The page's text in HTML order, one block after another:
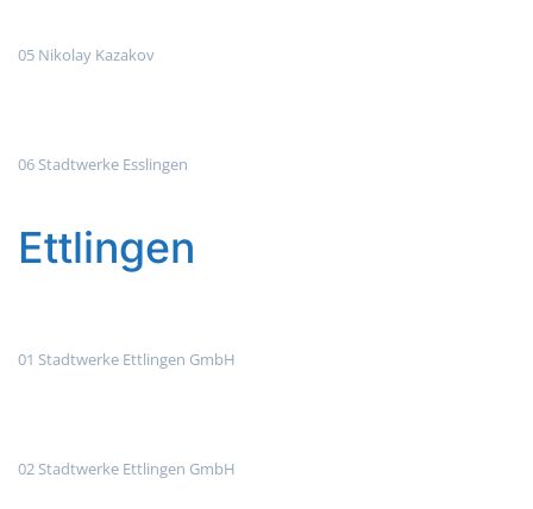
05 Nikolay Kazakov
06 Stadtwerke Esslingen
Ettlingen
01 Stadtwerke Ettlingen GmbH
02 Stadtwerke Ettlingen GmbH